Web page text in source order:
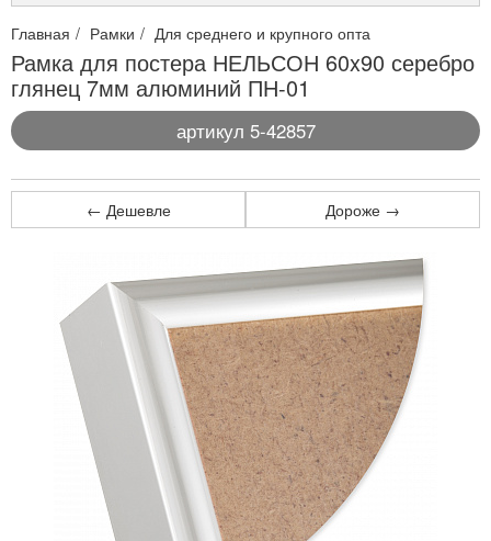
Главная Рамки Для среднего и крупного опта
Рамка для постера НЕЛЬСОН 60x90 серебро
глянец 7мм алюминий ПН-01
артикул 5-42857
← Дешевле Дороже →